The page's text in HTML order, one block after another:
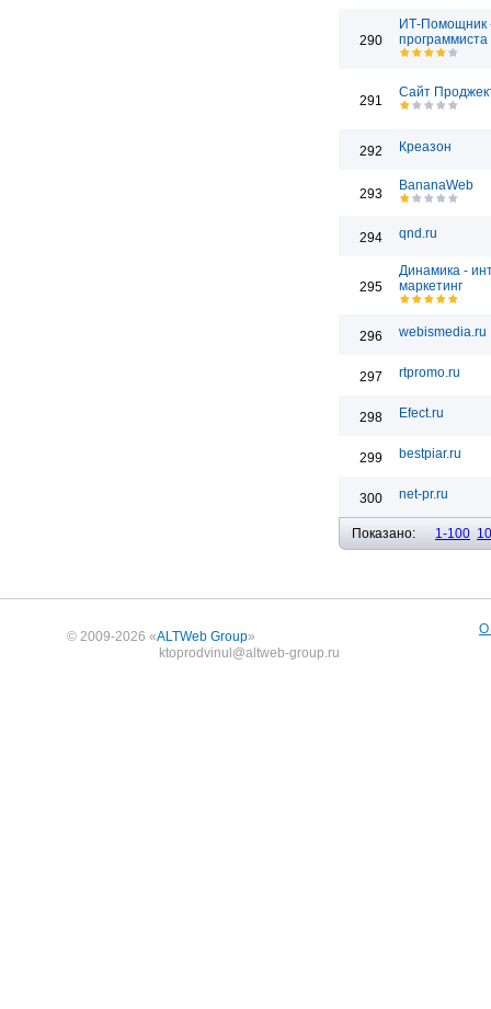
290
ИТ-Помощник
программиста
291
Сайт
292 Креазон
293
BananaWeb
294 qnd.ru
295
Динамика -
маркетинг
296 webismedia.ru
297 rtpromo.ru
298 Efect.ru
299 bestpiar.ru
300 net-pr.ru
Показано: 1-100
© 2009-2026 «ALTWeb Group»
ktoprodvinul@altweb-group.ru
О